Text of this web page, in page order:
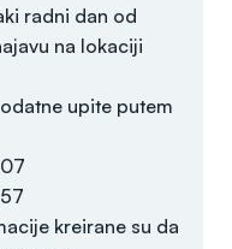
radni dan od
na lokaciji
upite putem
kreirane su da